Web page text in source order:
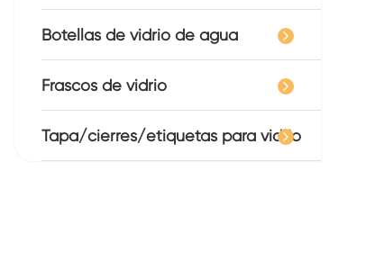
Botellas de vidrio de agua
Frascos de vidrio
Tapa/cierres/etiquetas para vidrio